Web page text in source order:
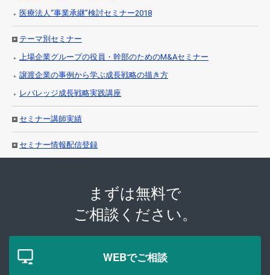
医療法人“事業承継”検討セミナー2018
テーマ別セミナー
上場企業グループの役員・幹部のためのM&Aセミナー
譲渡企業の事例から学ぶ成長戦略の描き方
レバレッジ成長戦略実践講座
セミナー講師実績
セミナー情報配信登録
まずは無料で
ご相談ください。
WEBでご相談